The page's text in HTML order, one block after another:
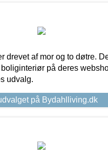
drevet af mor og to døtre.
på deres
udvalg.
på Bydahlliving.dk